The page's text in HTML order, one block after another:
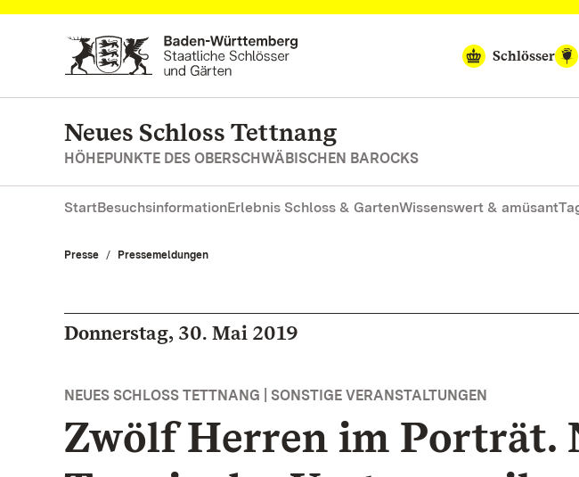
Zum Hauptinhalt springen
Schlösser
Neues Schloss Tettnang
HÖHEPUNKTE DES OBERSCHWÄBISCHEN BAROCKS
StartBesuchsinformationErlebnis Schloss & GartenWissenswert & amüsant
Presse Pressemeldungen
Donnerstag, 30. Mai 2019
NEUES SCHLOSS TETTNANG | SONSTIGE VERANSTALTUNGEN
Zwölf Herren im Porträt.